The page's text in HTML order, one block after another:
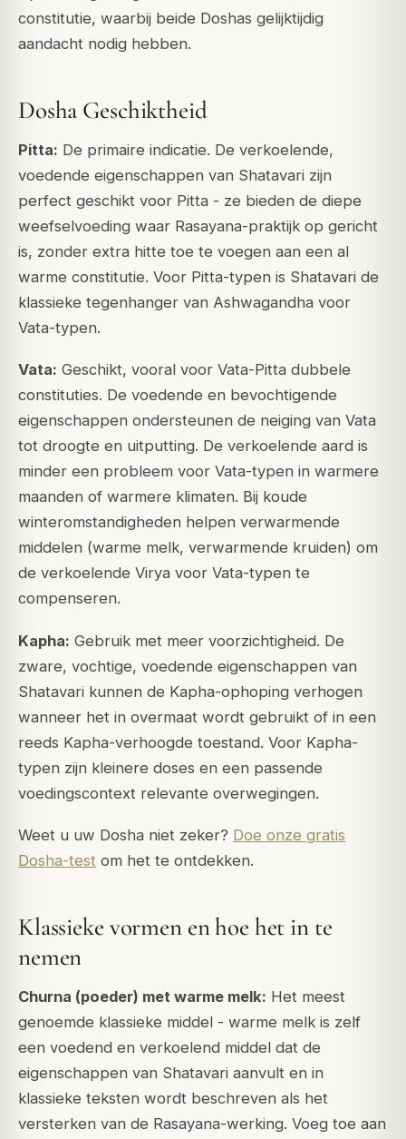
constitutie, waarbij beide Doshas gelijktijdig
aandacht nodig hebben.
Dosha Geschiktheid
Pitta: De primaire indicatie. De verkoelende,
voedende eigenschappen van Shatavari zijn
perfect geschikt voor Pitta - ze bieden de diepe
weefselvoeding waar Rasayana-praktijk op gericht
is, zonder extra hitte toe te voegen aan een al
warme constitutie. Voor Pitta-typen is Shatavari de
klassieke tegenhanger van Ashwagandha voor
Vata-typen.
Vata: Geschikt, vooral voor Vata-Pitta dubbele
constituties. De voedende en bevochtigende
eigenschappen ondersteunen de neiging van Vata
tot droogte en uitputting. De verkoelende aard is
minder een probleem voor Vata-typen in warmere
maanden of warmere klimaten. Bij koude
winteromstandigheden helpen verwarmende
middelen (warme melk, verwarmende kruiden) om
de verkoelende Virya voor Vata-typen te
compenseren.
Kapha: Gebruik met meer voorzichtigheid. De
zware, vochtige, voedende eigenschappen van
Shatavari kunnen de Kapha-ophoping verhogen
wanneer het in overmaat wordt gebruikt of in een
reeds Kapha-verhoogde toestand. Voor Kapha-
typen zijn kleinere doses en een passende
voedingscontext relevante overwegingen.
Weet u uw Dosha niet zeker? Doe onze gratis
Dosha-test om het te ontdekken.
Klassieke vormen en hoe het in te
nemen
Churna (poeder) met warme melk: Het meest
genoemde klassieke middel - warme melk is zelf
een voedend en verkoelend middel dat de
eigenschappen van Shatavari aanvult en in
klassieke teksten wordt beschreven als het
versterken van de Rasayana-werking. Voeg toe aan